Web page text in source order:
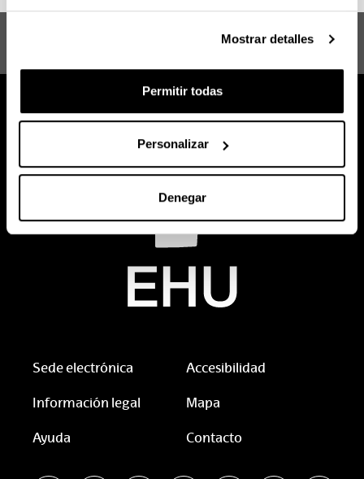
Mostrar detalles
Permitir todas
Personalizar
Denegar
Sugerencias y
Sede electrónica Accesibilidad
Información legal Mapa
Ayuda Contacto